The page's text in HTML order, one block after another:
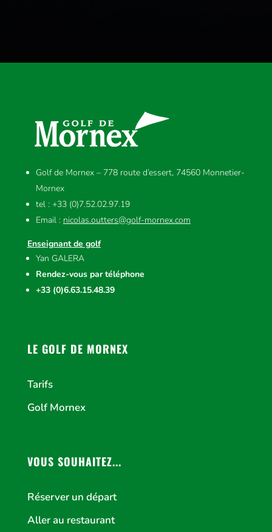
Golf de Mornex – 778 route d’essert, 74560 Monnetier-
Mornex
tel : +33 (0)7.52.02.97.19
Email : nicolas.outters@golf-mornex.com
Enseignant de golf
Yan GALERA
Rendez-vous par téléphone
+33 (0)6.63.15.48.39
LE GOLF DE MORNEX
Tarifs
Golf Mornex
VOUS SOUHAITEZ...
Réserver un départ
Aller au restaurant